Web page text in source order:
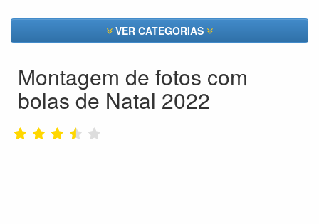
VER CATEGORIAS
Montagem de fotos com
bolas de Natal 2022